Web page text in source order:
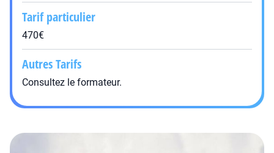
Tarif particulier
470€
Autres Tarifs
Consultez le formateur.